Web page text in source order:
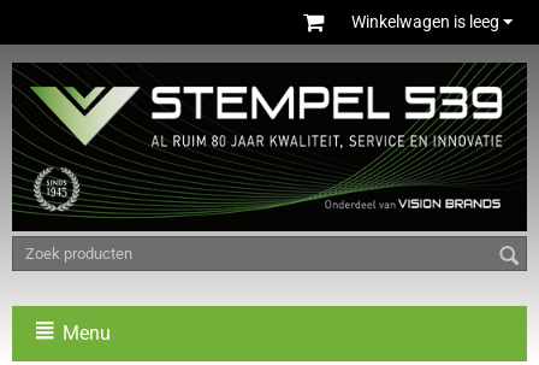
Winkelwagen is leeg
Menu